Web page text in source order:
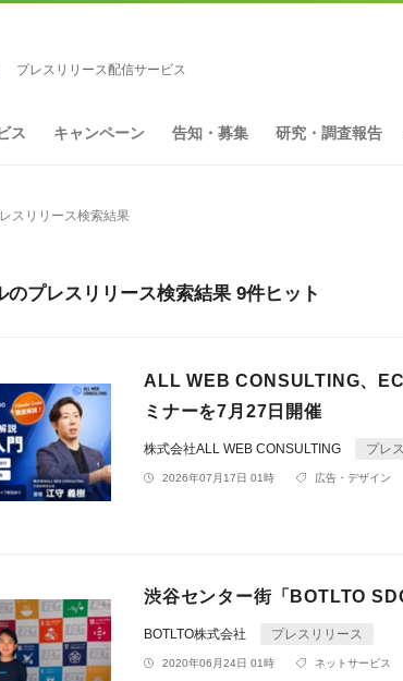
プレスリリース配信サービス
ス キャンペーン 告知・募集 研究・調査報告
スリリース検索結果
のプレスリリース検索結果 9件ヒット
ALL WEB CONSULTING、
ミナーを7月27日開催
株式会社ALL WEB CONSULTING プレ
2026年07月17日 01時 広告・デザイン
渋谷センター街「BOTLTO
BOTLTO株式会社 プレスリリース
2020年06月24日 01時 ネットサービス